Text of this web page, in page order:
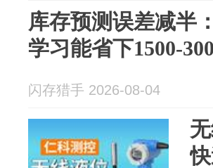
库存预测误差减半
学习能省下1500-
闪存猎手 2026-08-04